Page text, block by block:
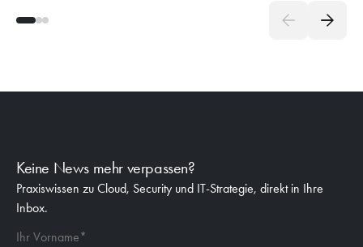
Keine News mehr verpassen?
Praxiswissen zu Cloud, Security und IT-Strategie, direkt in Ihre
Inbox.